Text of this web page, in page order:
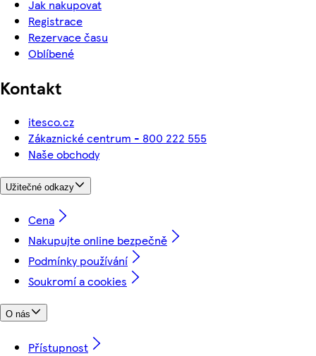
Jak nakupovat
Registrace
Rezervace času
Oblíbené
Kontakt
itesco.cz
Zákaznické centrum - 800 222 555
Naše obchody
Užitečné odkazy
Cena
Nakupujte online bezpečně
Podmínky používání
Soukromí a cookies
O nás
Přístupnost